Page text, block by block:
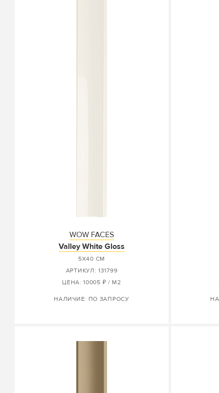
WOW FACES
Valley White Gloss
5X40 СМ
АРТИКУЛ: 131799
ЦЕНА: 10005 ₽ / М2
НАЛИЧИЕ: ПО ЗАПРОСУ